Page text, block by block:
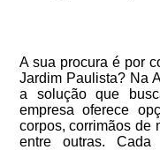
A sua procura é por
Jardim Paulista? Na
a solução que
empresa oferece
corpos, corrimãos de
entre outras.